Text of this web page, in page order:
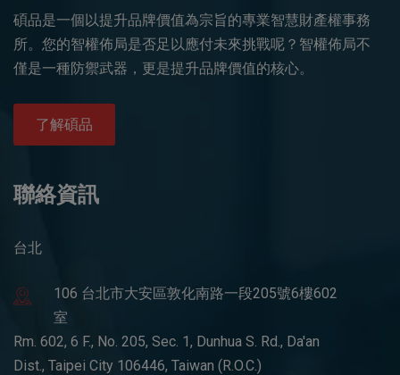
碩品是一個以提升品牌價值為宗旨的專業智慧財產權事務
所。您的智權佈局是否足以應付未來挑戰呢？智權佈局不
僅是一種防禦武器，更是提升品牌價值的核心。
了解碩品
聯絡資訊
台北
106 台北市大安區敦化南路一段205號6樓602
室
Rm. 602, 6 F., No. 205, Sec. 1, Dunhua S. Rd., Da'an
Dist., Taipei City 106446, Taiwan (R.O.C.)